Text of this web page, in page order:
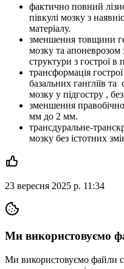
фактично повний
півкулі мозку з
матеріалу.
зменшення товщини
мозку та апоневрозом
структури з гострої в
трансформація
базальних гангліїв та
мозку у підгостру ,
зменшення
мм до 2 мм.
трансдуральне-
мозку без істотних
23 вересня 2025 р. 11:34
Ми використовуємо
Ми використовуємо файли